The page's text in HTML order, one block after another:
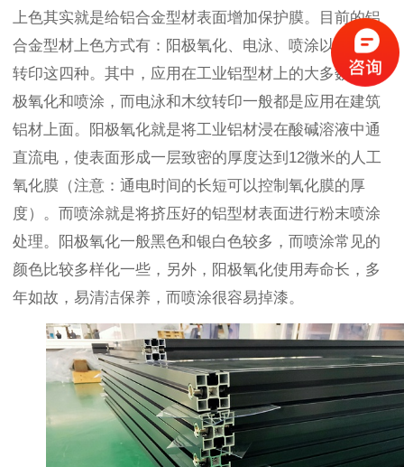
上色其实就是给铝合金型材表面增加保护膜。目前的铝
合金型材上色方式有：阳极氧化、电泳、喷涂以及木纹
转印这四种。其中，应用在工业铝型材上的大多数是阳
极氧化和喷涂，而电泳和木纹转印一般都是应用在建筑
铝材上面。阳极氧化就是将工业铝材浸在酸碱溶液中通
直流电，使表面形成一层致密的厚度达到 12微米的人工
氧化膜（注意：通电时间的长短可以控制氧化膜的厚
度）。而喷涂就是将挤压好的铝型材表面进行粉末喷涂
处理。阳极氧化一般黑色和银白色较多，而喷涂常见的
颜色比较多样化一些，另外，阳极氧化使用寿命长，多
年如故，易清洁保养，而喷涂很容易掉漆。